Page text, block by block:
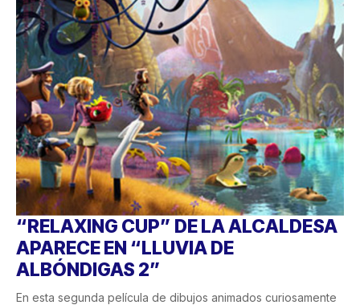
“RELAXING CUP” DE LA ALCALDESA
APARECE EN “LLUVIA DE
ALBÓNDIGAS 2”
En esta segunda película de dibujos animados curiosamente